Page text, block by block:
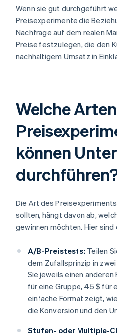
Wenn sie gut durchgeführt
Preisexperimente die
Nachfrage auf dem realen
Preise festzulegen, die den
nachhaltigem Umsatz in
Welche
können
Die Art des
sollten, hängt davon ab,
gewinnen möchten. Hier
A/B-Preistests: Teilen
dem Zufallsprinzip in
Sie jeweils einen anderen
für eine Gruppe, 45 $ für
einfache Format zeigt,
die Konversion und den
Stufen- oder Multiple-